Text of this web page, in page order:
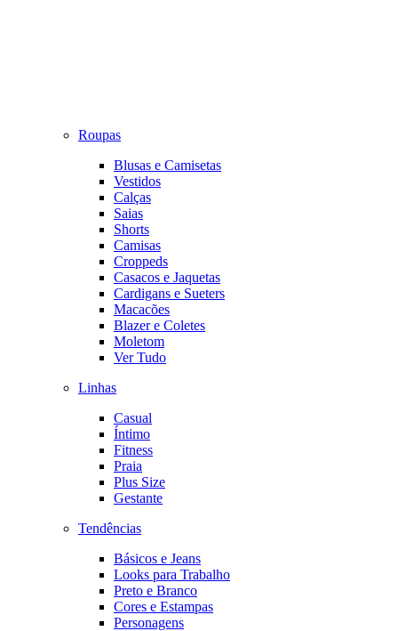
Roupas
Blusas e Camisetas
Vestidos
Calças
Saias
Shorts
Camisas
Croppeds
Casacos e Jaquetas
Cardigans e Sueters
Macacões
Blazer e Coletes
Moletom
Ver Tudo
Linhas
Casual
Íntimo
Fitness
Praia
Plus Size
Gestante
Tendências
Básicos e Jeans
Looks para Trabalho
Preto e Branco
Cores e Estampas
Personagens